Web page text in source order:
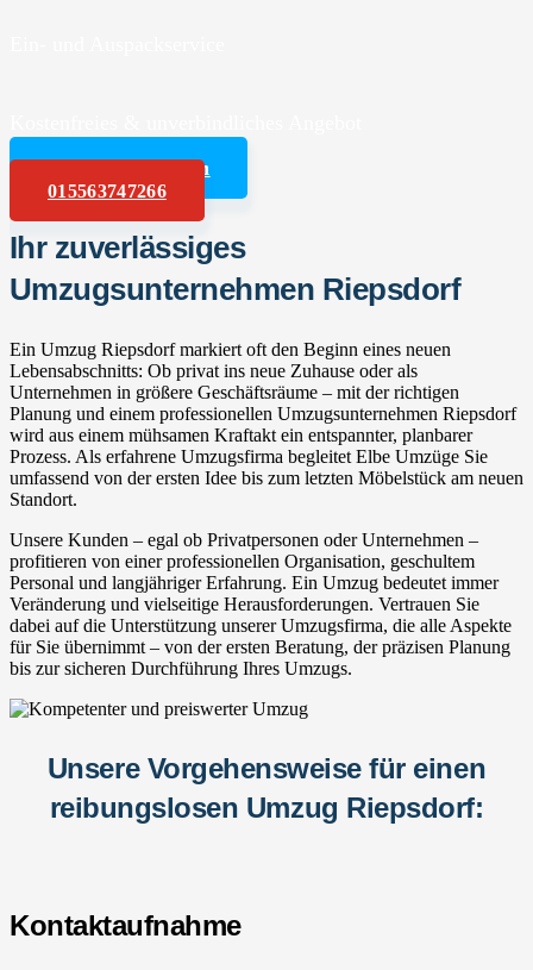
Angebot anfordern
015563747266
Ihr zuverlässiges
Umzugsunternehmen Riepsdorf
Ein Umzug Riepsdorf markiert oft den Beginn eines neuen
Lebensabschnitts: Ob privat ins neue Zuhause oder als
Unternehmen in größere Geschäftsräume – mit der richtigen
Planung und einem professionellen Umzugsunternehmen Riepsdorf
wird aus einem mühsamen Kraftakt ein entspannter, planbarer
Prozess. Als erfahrene Umzugsfirma begleitet Elbe Umzüge Sie
umfassend von der ersten Idee bis zum letzten Möbelstück am neuen
Standort.
Unsere Kunden – egal ob Privatpersonen oder Unternehmen –
profitieren von einer professionellen Organisation, geschultem
Personal und langjähriger Erfahrung. Ein Umzug bedeutet immer
Veränderung und vielseitige Herausforderungen. Vertrauen Sie
dabei auf die Unterstützung unserer Umzugsfirma, die alle Aspekte
für Sie übernimmt – von der ersten Beratung, der präzisen Planung
bis zur sicheren Durchführung Ihres Umzugs.
Unsere Vorgehensweise für einen
reibungslosen Umzug Riepsdorf:
Kontaktaufnahme